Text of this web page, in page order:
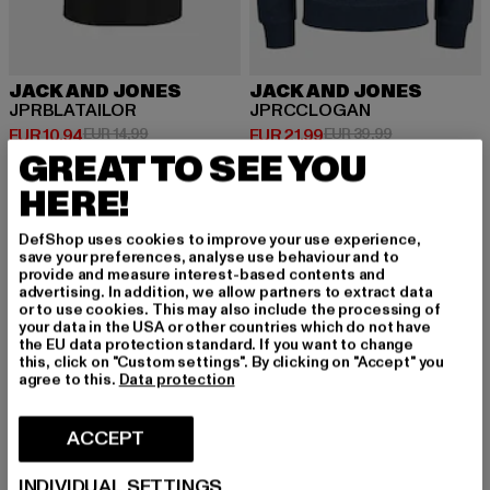
JACK AND JONES
JPRBLATAILOR
EUR 10,94
Huidige prijs: EUR 10,94
EUR 14,99Actieprijs: EUR 14,99
JACK AND JONES
JPRCCLOGAN
EUR 21,99
Huidige prijs: EUR 21,99
EUR 39,99Actieprijs:
-50%
GREAT TO SEE YOU
HERE!
DefShop uses cookies to improve your use experience,
save your preferences, analyse use behaviour and to
provide and measure interest-based contents and
advertising. In addition, we allow partners to extract data
or to use cookies. This may also include the processing of
your data in the USA or other countries which do not have
the EU data protection standard. If you want to change
this, click on "Custom settings". By clicking on "Accept" you
agree to this. Data protection
ACCEPT